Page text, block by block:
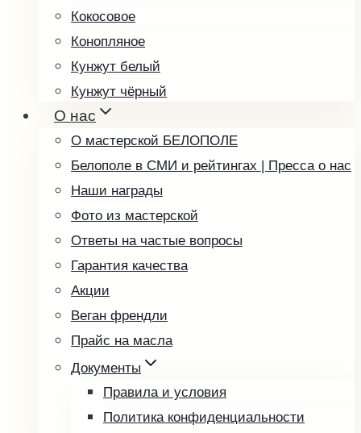
Кокосовое
Конопляное
Кунжут белый
Кунжут чёрный
Льняное
Маковое
Миндальное
Облепиховое
Подсолнечное
Расторопша
Редечное
Рыжиковое
Тыквенное
Фундучное
Чиа
Чёрный тмин
Пробные наборы
О нас
О мастерской БЕЛОПОЛЕ
Белополе в СМИ и рейтингах | Пресса о нас
Наши награды
Фото из мастерской
Ответы на частые вопросы
Гарантия качества
Акции
Веган френдли
Прайс на масла
Документы
Правила и условия
Политика конфиденциальности